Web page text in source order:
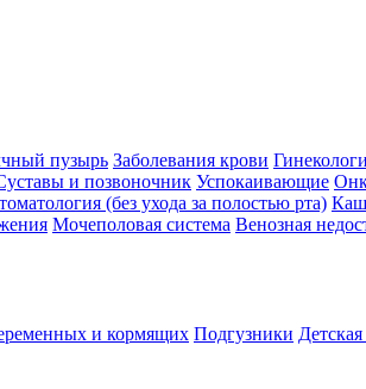
пузырь Заболевания крови
и позвоночник Успокаивающие
(без ухода за полостью рта)
Мочеполовая система Венозная
и кормящих Подгузники